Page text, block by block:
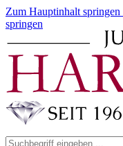
Zum Hauptinhalt springen
springen